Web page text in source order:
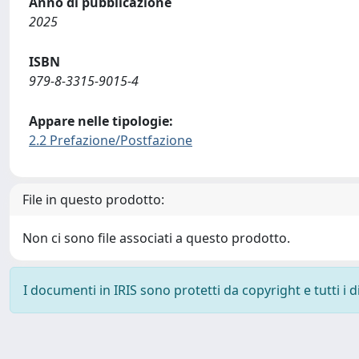
2025
ISBN
979-8-3315-9015-4
Appare nelle tipologie:
2.2 Prefazione/Postfazione
File in questo prodotto:
Non ci sono file associati a questo prodotto.
I documenti in IRIS sono protetti da copyright e tutti i